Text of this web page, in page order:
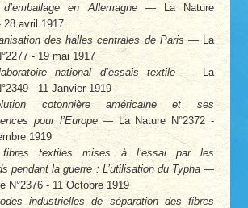
en Allemagne— La Nature
28 avril 1917
des halles centrales de Paris— La
- 19 mai 1917
national d’essais textile— La
- 11 Janvier 1919
cotonnière américaine et ses
pour l’Europe— La Nature N°2372 -
1919
textiles mises à l’essai par les
pendant la guerre : L’utilisation du Typha—
N°2376 - 11 Octobre 1919
industrielles de séparation des fibres